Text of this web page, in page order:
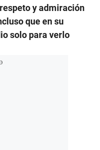
y admiración
que en su
solo para verlo